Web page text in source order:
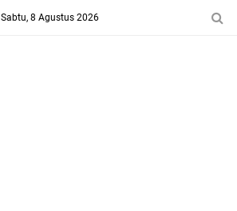
Sabtu, 8 Agustus 2026